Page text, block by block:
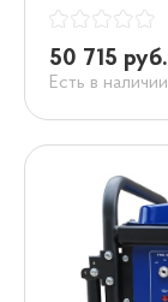
50 715 руб.
Есть в наличии